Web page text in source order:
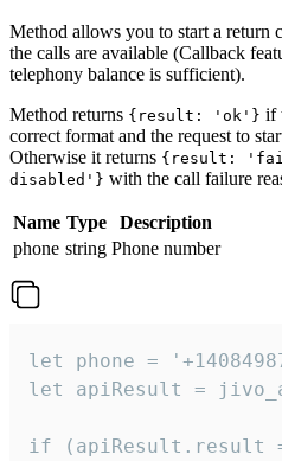
Method allows you to start a return
the calls are available (Callback
telephony balance is sufficient).
Method returns {result: 'ok'} if
correct format and the request to
Otherwise it returns {result:
disabled'} with the call failure
Name Type
Description
phone string Phone number
let phone =
let apiResult =
if (apiResult.result